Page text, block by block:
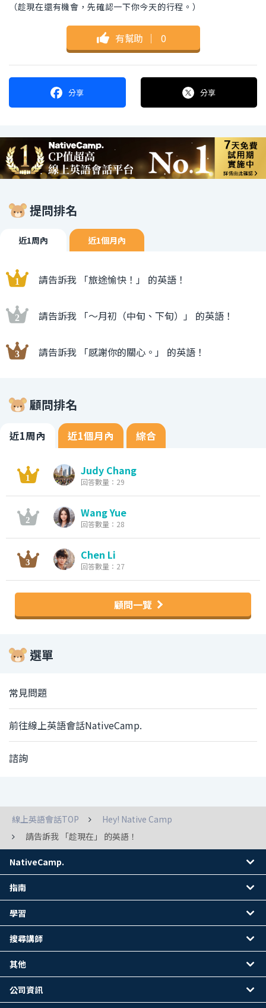
（趁現在還有機會，先確認一下你今天的行程。）
有幫助 ｜ 0
分享 分享
提問排名
近1周內 近1個月內
請告訴我 「旅途愉快！」 的英語！
請告訴我 「〜月初（中旬、下旬）」 的英語！
請告訴我 「感謝你的關心。」 的英語！
顧問排名
近1周內 近1個月內 綜合
Judy Chang
回答數量：29
Wang Yue
回答數量：28
Chen Li
回答數量：27
顧問一覽
選單
常見問題
前往線上英語會話NativeCamp.
諮詢
線上英語會話TOP
Hey! Native Camp
請告訴我 「趁現在」 的英語！
NativeCamp.
指南
學習
搜尋講師
其他
公司資訊